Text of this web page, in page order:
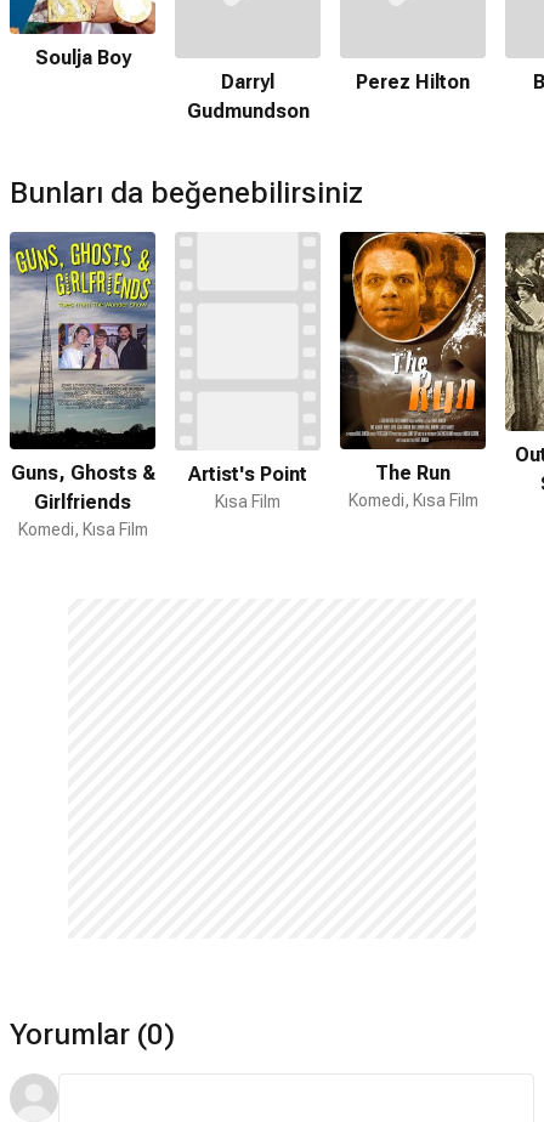
mı?
Hayır. Twitter Celebrates its 5th Anniversary için devam filmi
Soulja Boy
Darryl
Gudmundson
Perez Hilton
Bunları da beğenebilirsiniz
Guns, Ghosts &
Girlfriends
Komedi, Kısa Film
Artist's Point
Kısa Film
The Run
Komedi, Kısa Film
Yorumlar (0)